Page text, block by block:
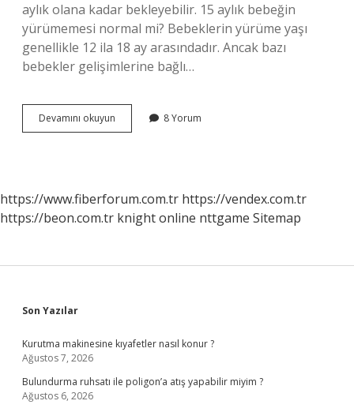
aylık olana kadar bekleyebilir. 15 aylık bebeğin
yürümemesi normal mi? Bebeklerin yürüme yaşı
genellikle 12 ila 18 ay arasındadır. Ancak bazı
bebekler gelişimlerine bağlı…
Devamını okuyun
Yaşındaki
8 Yorum
https://www.fiberforum.com.tr https://vendex.com.tr
https://beon.com.tr knight online nttgame Sitemap
Sidebar
Son Yazılar
Kurutma makinesine kıyafetler nasıl konur ?
Ağustos 7, 2026
Bulundurma ruhsatı ile poligon’a atış yapabilir miyim ?
Ağustos 6, 2026